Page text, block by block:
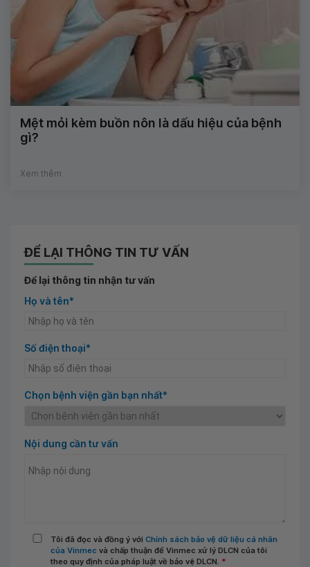
Mệt mỏi kèm buồn nôn là dấu hiệu của bệnh
gì?
Xem thêm
ĐỂ LẠI THÔNG TIN TƯ VẤN
Để lại thông tin nhận tư vấn
Họ và tên*
Số điện thoại*
Chọn bệnh viện gần bạn nhất*
Nội dung cần tư vấn
Tôi đã đọc và đồng ý với Chính sách bảo vệ dữ liệu cá nhân
của Vinmec và chấp thuận để Vinmec xử lý DLCN của tôi
theo quy định của pháp luật về bảo vệ DLCN. *